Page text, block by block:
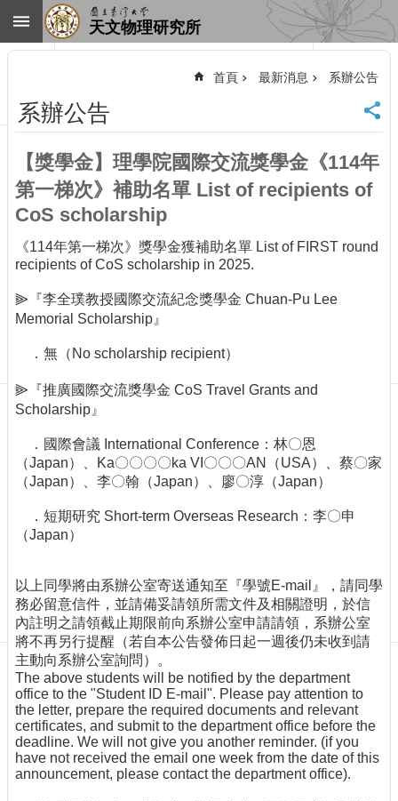
跳到主要內容區塊
回
臺
大
首
頁
網
導
覽
資
訊
最
新
單
簡
介
系
所
成
員
學
術
演
講
天文物理研究所
首頁 最新消息 系辦公告
系辦公告
【獎學金】理學院國際交流獎學金《114年
第一梯次》補助名單 List of recipients of
CoS scholarship
《114年第一梯次》獎學金獲補助名單 List of FIRST round
recipients of CoS scholarship in 2025.
⫸『李全璞教授國際交流紀念獎學金 Chuan-Pu Lee
Memorial Scholarship』
．無（No scholarship recipient）
⫸『推廣國際交流獎學金 CoS Travel Grants and
Scholarship』
．國際會議 International Conference：林〇恩
（Japan）、Ka〇〇〇〇ka VI〇〇〇AN（USA）、蔡〇家
（Japan）、李〇翰（Japan）、廖〇淳（Japan）
．短期研究 Short-term Overseas Research：李〇申
（Japan）
以上同學將由系辦公室寄送通知至『學號E-mail』，請同學
務必留意信件，並請備妥請領所需文件及相關證明，於信
內註明之請領截止期限前向系辦公室申請請領，系辦公室
將不再另行提醒（若自本公告發佈日起一週後仍未收到請
主動向系辦公室詢問）。
The above students will be notified by the department
office to the "Student ID E-mail". Please pay attention to
the letter, prepare the required documents and relevant
certificates, and submit to the department office before the
deadline. We will not give you another reminder. (if you
have not received the email one week from the date of this
announcement, please contact the department office).